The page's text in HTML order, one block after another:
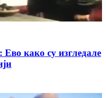
како су изгледале